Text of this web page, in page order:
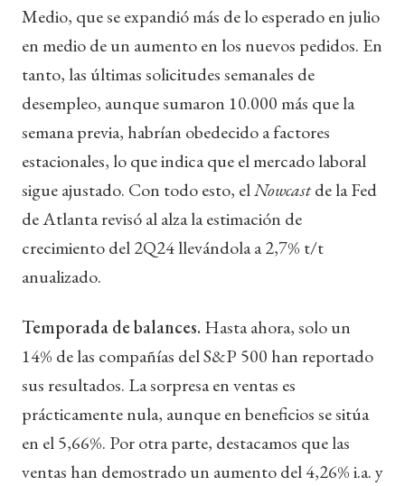
Medio, que se expandió más de lo esperado en julio
en medio de un aumento en los nuevos pedidos. En
tanto, las últimas solicitudes semanales de
desempleo, aunque sumaron 10.000 más que la
semana previa, habrían obedecido a factores
estacionales, lo que indica que el mercado laboral
sigue ajustado. Con todo esto, elNowcastde la Fed
de Atlanta revisó al alza la estimación de
crecimiento del 2Q24 llevándola a 2,7% t/t
anualizado.
Temporada de balances. Hasta ahora, solo un
14% de las compañías del S&P 500 han reportado
sus resultados. La sorpresa en ventas es
prácticamente nula, aunque en beneficios se sitúa
en el 5,66%. Por otra parte, destacamos que las
ventas han demostrado un aumento del 4,26% i.a. y